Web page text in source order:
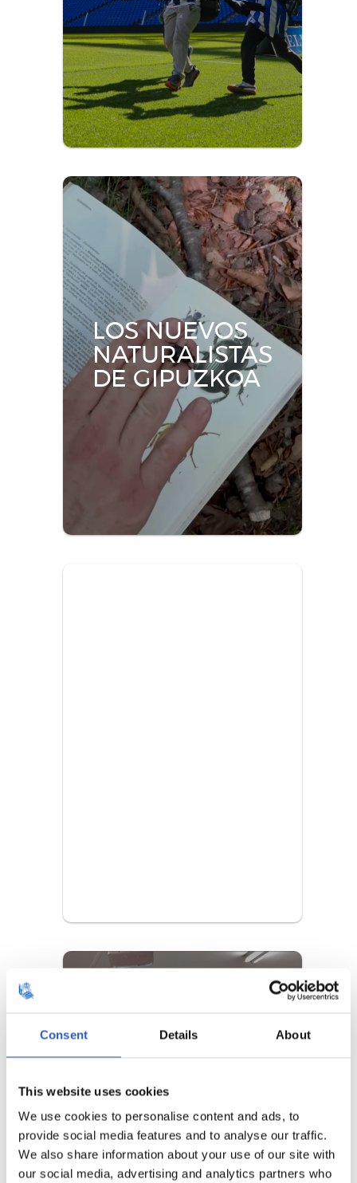
Consent Details About
This website uses cookies
We use cookies to personalise content and ads, to
provide social media features and to analyse our traffic.
We also share information about your use of our site with
our social media, advertising and analytics partners who
Amets Bat
Jornada de deporte, educación y ocio
en Anoeta.
Más información
LOS NUEVOS
NATURALISTAS
DE GIPUZKOA
Campus│Udalekuak
respeto y compañerismo.
APRENDIENDO
DESDE LAS
VIVENCIAS